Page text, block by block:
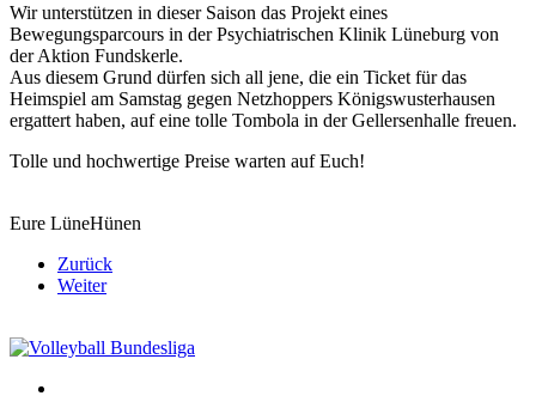
Wir unterstützen in dieser Saison das Projekt eines
Bewegungsparcours in der Psychiatrischen Klinik Lüneburg von
der Aktion Fundskerle.
Aus diesem Grund dürfen sich all jene, die ein Ticket für das
Heimspiel am Samstag gegen Netzhoppers Königswusterhausen
ergattert haben, auf eine tolle Tombola in der Gellersenhalle freuen.
Tolle und hochwertige Preise warten auf Euch!
Eure LüneHünen
Zurück
Weiter